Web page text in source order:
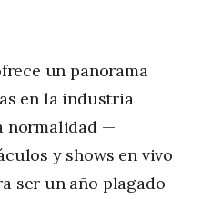
un panorama
en la industria
normalidad —
y shows en vivo
ser un año plagado